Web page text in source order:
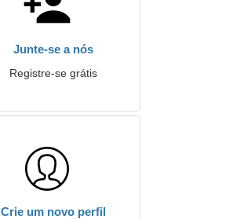
Junte-se a nós
Registre-se grátis
Crie um novo perfil